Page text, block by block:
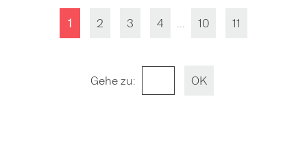
1 2 3 4 ... 10 11
Gehe zu: